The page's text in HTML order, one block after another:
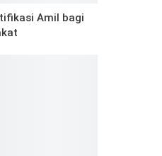
Amil bagi